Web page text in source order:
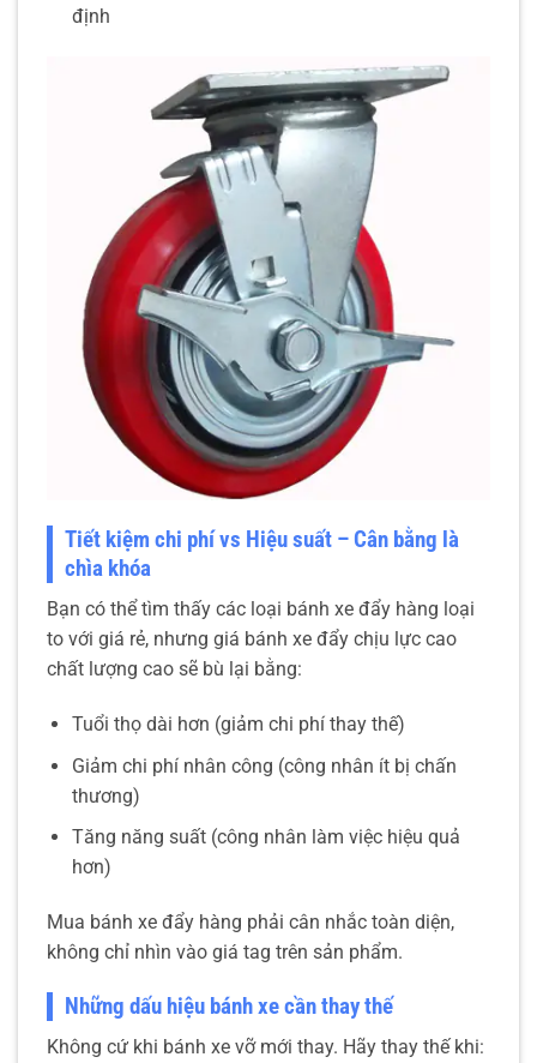
định
Tiết kiệm chi phí vs Hiệu suất – Cân bằng là
chìa khóa
Bạn có thể tìm thấy các loại bánh xe đẩy hàng loại
to với giá rẻ, nhưng giá bánh xe đẩy chịu lực cao
chất lượng cao sẽ bù lại bằng:
Tuổi thọ dài hơn (giảm chi phí thay thế)
Giảm chi phí nhân công (công nhân ít bị chấn
thương)
Tăng năng suất (công nhân làm việc hiệu quả
hơn)
Mua bánh xe đẩy hàng phải cân nhắc toàn diện,
không chỉ nhìn vào giá tag trên sản phẩm.
Những dấu hiệu bánh xe cần thay thế
Không cứ khi bánh xe vỡ mới thay. Hãy thay thế khi: